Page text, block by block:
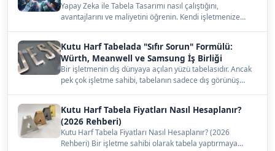
Yapay Zeka ile Tabela Tasarımı nasıl çalıştığını,
avantajlarını ve maliyetini öğrenin. Kendi işletmenize
Kutu Harf Tabelada "Sıfır Sorun" Formülü:
Würth, Meanwell ve Samsung İş Birliği
Bir işletmenin dış dünyaya açılan yüzü tabelasıdır. Ancak
pek çok işletme sahibi, tabelanın sadece dış görünüş…
Kutu Harf Tabela Fiyatları Nasıl Hesaplanır?
(2026 Rehberi)
Kutu Harf Tabela Fiyatları Nasıl Hesaplanır? (2026
Rehberi) Bir işletme sahibi olarak tabela yaptırmaya